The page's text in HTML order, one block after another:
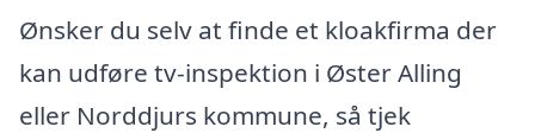
Ønsker du selv at finde et kloakfirma der
kan udføre tv-inspektion i Øster Alling
eller Norddjurs kommune, så tjek